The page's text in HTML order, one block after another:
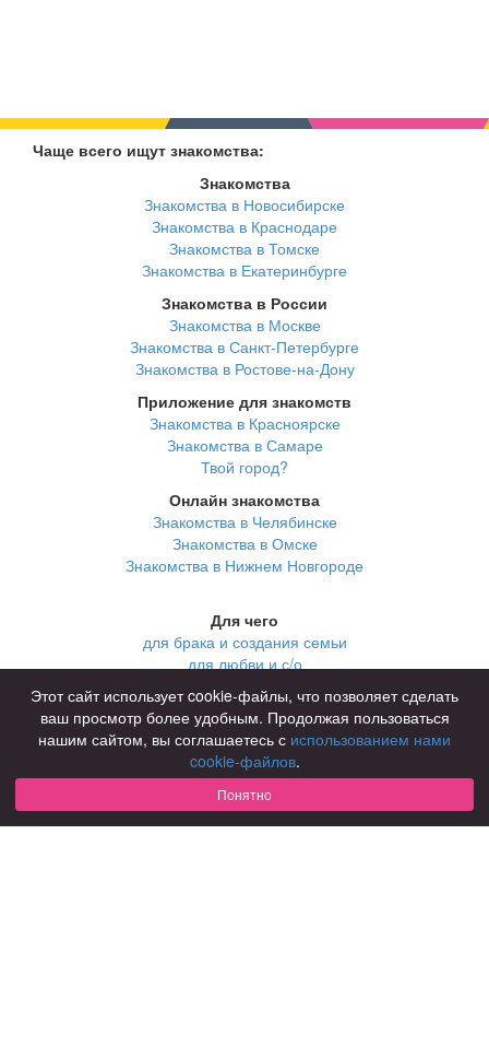
Чаще всего ищут знакомства:
Знакомства
Знакомства в Новосибирске
Знакомства в Краснодаре
Знакомства в Томске
Знакомства в Екатеринбурге
Знакомства в России
Знакомства в Москве
Знакомства в Санкт-Петербурге
Знакомства в Ростове-на-Дону
Приложение для знакомств
Знакомства в Красноярске
Знакомства в Самаре
Твой город?
Онлайн знакомства
Знакомства в Челябинске
Знакомства в Омске
Знакомства в Нижнем Новгороде
Для чего
для брака и создания семьи
для любви и с/о
для дружбы
для взрослых
В возрасте
за 40 лет
за 60 лет
для пожилых
Этот сайт использует cookie-файлы, что позволяет сделать
ваш просмотр более удобным. Продолжая пользоваться
нашим сайтом, вы соглашаетесь с использованием нами
cookie-файлов.
Понятно